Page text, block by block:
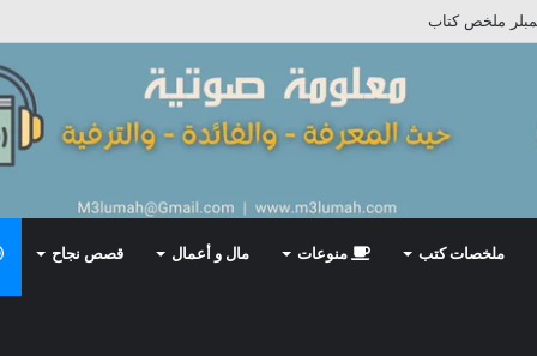
ملخص كتاب
ملخصات كتب منوعات مال و أعمال قصص نجاح